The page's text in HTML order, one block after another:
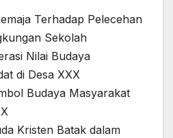
Terhadap Pelecehan
Sekolah
Nilai Budaya
di Desa XXX
Budaya Masyarakat
Kristen Batak dalam